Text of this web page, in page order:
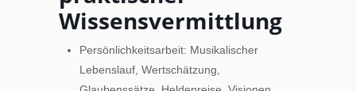
Wissensvermittlung
Persönlichkeitsarbeit: Musikalischer
Lebenslauf, Wertschätzung,